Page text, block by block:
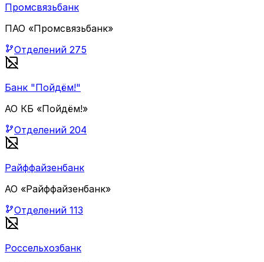
Промсвязьбанк
ПАО «Промсвязьбанк»
Отделений 275
Банк "Пойдём!"
АО КБ «Пойдём!»
Отделений 204
Райффайзенбанк
АО «Райффайзенбанк»
Отделений 113
Россельхозбанк